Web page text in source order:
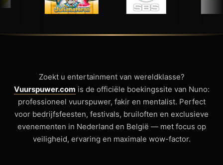
Zoekt u entertainment van wereldklasse?
Vuurspuwer.com is de officiële boekingssite van Nuno:
professioneel vuurspuwer, fakir en mentalist. Perfect
voor bedrijfsfeesten, festivals, bruiloften en exclusieve
evenementen in Nederland en België — met focus op
veiligheid, ervaring en maximale wow-factor.